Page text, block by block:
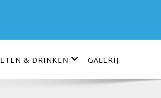
ETEN & DRINKEN GALERIJ